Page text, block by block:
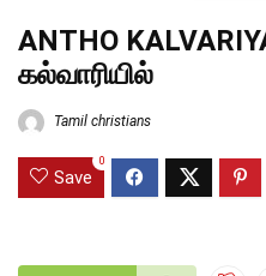
ANTHO
கல்வாரியில்
Tamil christians
Save
0